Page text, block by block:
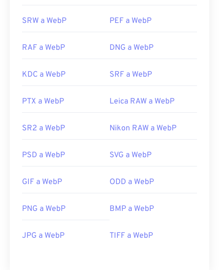
SRW a WebP PEF a WebP
RAF a WebP DNG a WebP
KDC a WebP SRF a WebP
PTX a WebP Leica RAW a WebP
SR2 a WebP Nikon RAW a WebP
PSD a WebP SVG a WebP
GIF a WebP ODD a WebP
PNG a WebP BMP a WebP
JPG a WebP TIFF a WebP